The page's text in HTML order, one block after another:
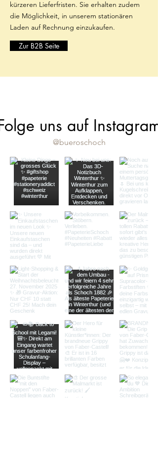
kürzeren Lieferfristen. Sie erhalten zudem
die Möglichkeit, in unserem stationären
Laden auf Rechnung einzukaufen.
Zur B2B Seite
uns auf Instagram
@bueroschoch